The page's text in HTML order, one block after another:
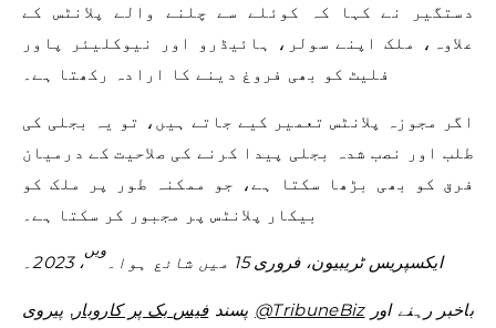
دستگیر نے کہا کہ کوئلے سے چلنے والے پلانٹس کے
علاوہ، ملک اپنے سولر، ہائیڈرو اور نیوکلیئر پاور
فلیٹ کو بھی فروغ دینے کا ارادہ رکھتا ہے۔
اگر مجوزہ پلانٹس تعمیر کیے جاتے ہیں، تو یہ بجلی کی
طلب اور نصب شدہ بجلی پیدا کرنے کی صلاحیت کے درمیان
فرق کو بھی بڑھا سکتا ہے، جو ممکنہ طور پر ملک کو
بیکار پلانٹس پر مجبور کر سکتا ہے۔
ایکسپریس ٹریبیون، فروری 15 میں شائع ہوا۔
ویں
، 2023۔
پسندفیس بک پر کاروبار , @TribuneBizباخبر رہنے اور